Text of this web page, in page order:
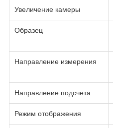
Увеличение камеры
Образец
Направление измерения
Направление подсчета
Режим отображения